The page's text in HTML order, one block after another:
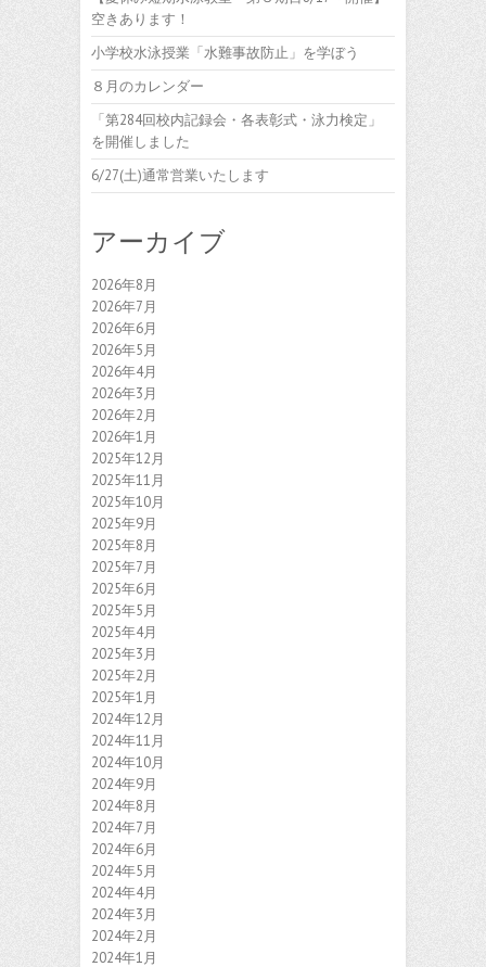
空きあります！
小学校水泳授業「水難事故防止」を学ぼう
８月のカレンダー
「第284回校内記録会・各表彰式・泳力検定」
を開催しました
6/27(土)通常営業いたします
アーカイブ
2026年8月
2026年7月
2026年6月
2026年5月
2026年4月
2026年3月
2026年2月
2026年1月
2025年12月
2025年11月
2025年10月
2025年9月
2025年8月
2025年7月
2025年6月
2025年5月
2025年4月
2025年3月
2025年2月
2025年1月
2024年12月
2024年11月
2024年10月
2024年9月
2024年8月
2024年7月
2024年6月
2024年5月
2024年4月
2024年3月
2024年2月
2024年1月